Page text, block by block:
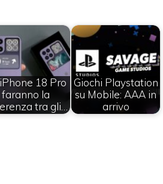
18 Pro
faranno la
tra gli…
Giochi Playstation
su Mobile: AAA in
arrivo